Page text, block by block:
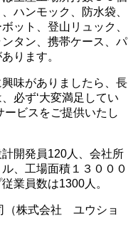
ハンモック、防水袋、
ット、登山リュック、
タン、携帯ケース、パ
ります。
味がありましたら、長
必ず‘大変満足してい
ービスをご提供いたし
開発員120人、会社所
、工場面積１３０００
業員数は1300人 。
式会社 ユウショ